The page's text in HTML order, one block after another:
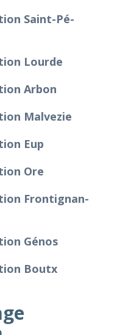
Saint-Pé-
Lourde
Arbon
Malvezie
Eup
Ore
Frontignan-
Génos
Boutx